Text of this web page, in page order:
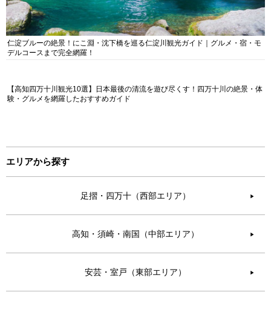
仁淀ブルーの絶景！にこ淵・沈下橋を巡る仁淀川観光ガイド｜グルメ・宿・モ
デルコースまで完全網羅！
【高知四万十川観光10選】日本最後の清流を遊び尽くす！四万十川の絶景・体
験・グルメを網羅したおすすめガイド
エリアから探す
足摺・四万十（西部エリア） ▶︎
高知・須崎・南国（中部エリア） ▶︎
安芸・室戸（東部エリア） ▶︎